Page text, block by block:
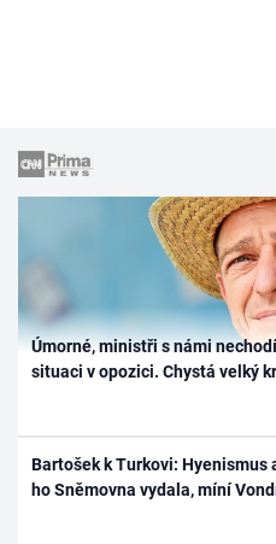
Úmorné, ministři s námi
situaci v opozici. Chystá velký
Bartošek k Turkovi: Hyenismus
ho Sněmovna vydala, míní